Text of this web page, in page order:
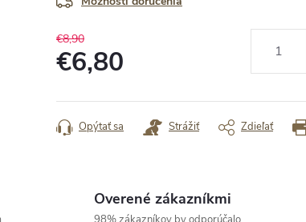
€8,90
€6,80
cena:
Opýtať sa Strážiť Zdieľať
Overené zákazníkmi